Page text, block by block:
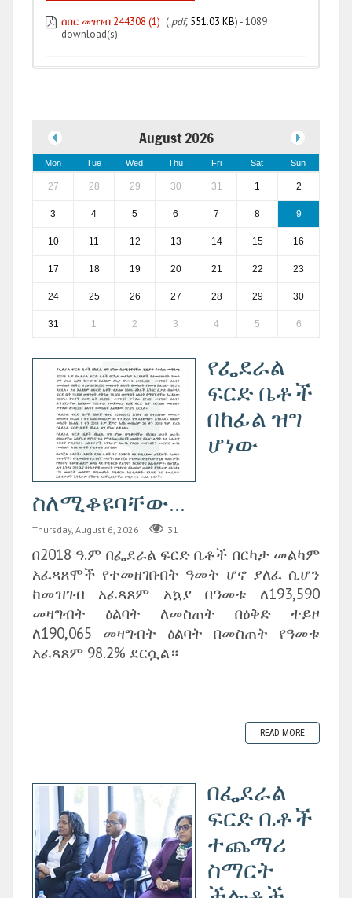
ሰበር መዝገብ 244308 (1) (.pdf, 551.03 KB) - 1089
download(s)
August 2026
Mon Tue Wed Thu Fri Sat Sun
27 28 29 30 31 1 2
3 4 5 6 7 8 9
10 11 12 13 14 15 16
17 18 19 20 21 22 23
24 25 26 27 28 29 30
31 1 2 3 4 5 6
የፌደራል
ፍርድ ቤቶች
በከፊል ዝግ
ሆነው
ስለሚቆዩባቸው...
Thursday, August 6, 2026 31
በ2018 ዓ.ም በፌደራል ፍርድ ቤቶች በርካታ መልካም
አፈጻጸሞች የተመዘገቡበት ዓመት ሆኖ ያለፈ ሲሆን
ከመዝገብ አፈጻጸም አኳያ በዓመቱ ለ193,590
መዛግብት ዕልባት ለመስጠት በዕቅድ ተይዞ
ለ190,065 መዛግብት ዕልባት በመስጠት የዓመቱ
አፈጻጸም 98.2% ደርሷል።
READ MORE
በፌደራል
ፍርድ ቤቶች
ተጨማሪ
ስማርት